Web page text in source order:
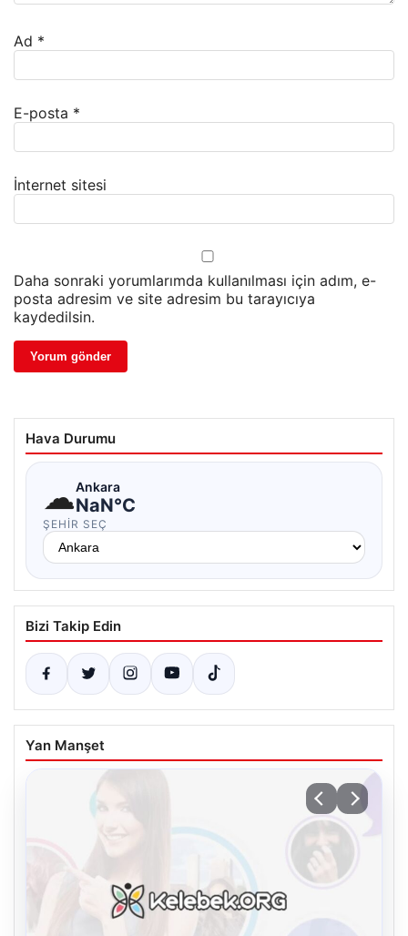
Ad *
E-posta *
İnternet sitesi
Daha sonraki yorumlarımda kullanılması için adım, e-
posta adresim ve site adresim bu tarayıcıya
kaydedilsin.
Hava Durumu
☁Ankara
NaN°C
ŞEHIR SEÇ
Bizi Takip Edin
Yan Manşet